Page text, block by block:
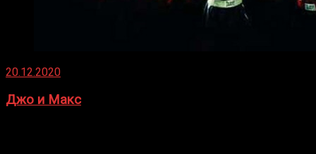
20.12.2020
Джо и Макс